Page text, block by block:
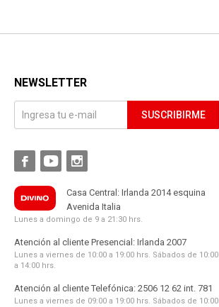
NEWSLETTER
SUSCRIBIRME
  
Casa Central: Irlanda 2014 esquina
Avenida Italia
Lunes a domingo de 9 a 21:30 hrs.
Atención al cliente Presencial: Irlanda 2007
Lunes a viernes de 10:00 a 19:00 hrs. Sábados de 10:00
a 14:00 hrs.
Atención al cliente Telefónica: 2506 12 62 int. 781
Lunes a viernes de 09:00 a 19:00 hrs. Sábados de 10:00